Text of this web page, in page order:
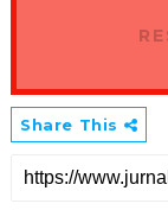
Share This